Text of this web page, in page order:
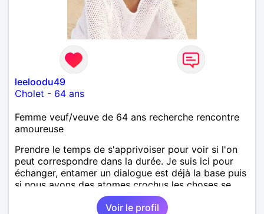
leeloodu49
Cholet - 64 ans
Femme veuf/veuve de 64 ans recherche rencontre
amoureuse
Prendre le temps de s'apprivoiser pour voir si l'on
peut correspondre dans la durée. Je suis ici pour
échanger, entamer un dialogue est déjà la base puis
si nous avons des atomes crochus les choses se
mettrons en place petit à petit normalement.
Voir le profil